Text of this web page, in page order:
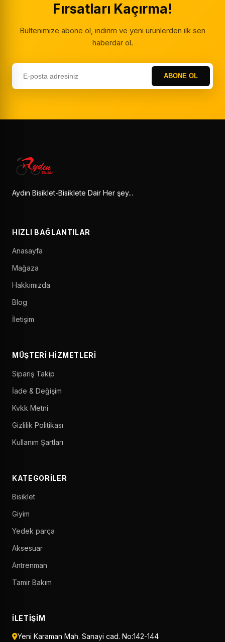
Fırsatları Kaçırma!
Bültenimize abone ol, indirim ve yeni ürünlerden ilk sen
haberdar ol.
ABONE OL
Aydın Bisiklet-Bisiklete Dair Her şey...
HIZLI BAĞLANTILAR
Anasayfa
Mağaza
Hakkımızda
Blog
İletişim
MÜŞTERI HIZMETLERI
Sipariş Takip
İade & Değişim
Kvkk Metni
Gizlilik Politikası
Kullanım Şartları
KATEGORILER
Bisiklet
Giyim
Yedek parça
Aksesuar
Antrenman
Tamir Bakım
İLETIŞIM
Yeni Karaman Mah. Sanayi cad. No:142-144